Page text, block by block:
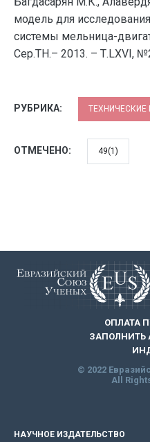
модель для
системы мельница-
Сер.ТН.– 2013. – Т.LXVI,
РУБРИКА: ТЕХНИЧЕСКИЕ
ОТМЕЧЕНО: 49(1)
ОПЛАТА
ЗАПОЛНИТЬ
© 2022
All
НАУЧНОЕ ИЗДАТЕЛЬСТВО